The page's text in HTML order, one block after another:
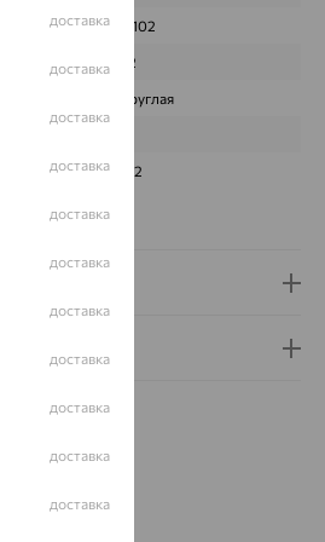
0,102
32
Круглая
2/2
доставка
доставка
доставка
доставка
доставка
доставка
доставка
доставка
доставка
доставка
доставка